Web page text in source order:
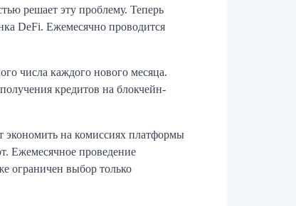
решает эту проблему. Теперь
DeFi. Ежемесячно проводится
числа каждого нового месяца.
кредитов на блокчейн-
экономить на комиссиях платформы
Ежемесячное проведение
ограничен выбор только